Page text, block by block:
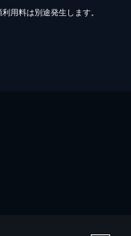
用料は別途発生します。